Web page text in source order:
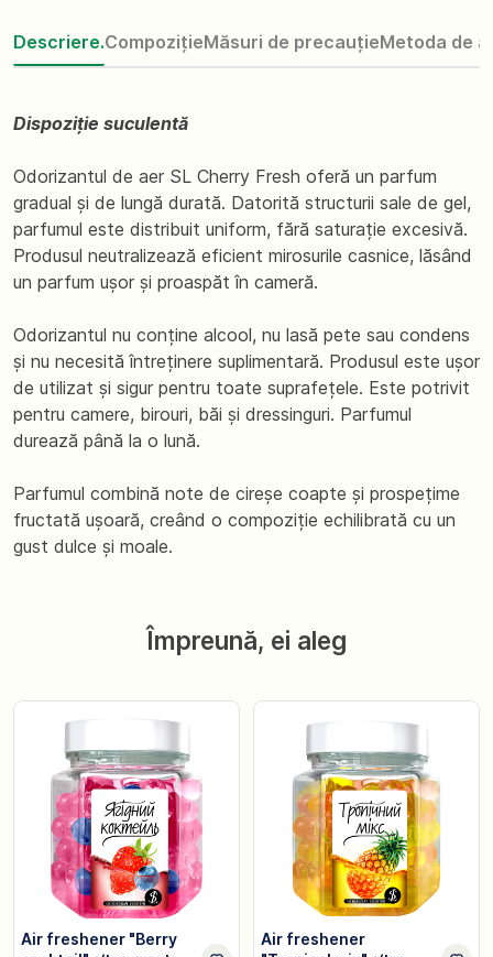
Descriere.CompozițieMăsuri de precauțieMetoda de
Dispoziție suculentă
Odorizantul de aer SL Cherry Fresh oferă un parfum
gradual și de lungă durată. Datorită structurii sale de gel,
parfumul este distribuit uniform, fără saturație excesivă.
Produsul neutralizează eficient mirosurile casnice, lăsând
un parfum ușor și proaspăt în cameră.
Odorizantul nu conține alcool, nu lasă pete sau condens
și nu necesită întreținere suplimentară. Produsul este ușor
de utilizat și sigur pentru toate suprafețele. Este potrivit
pentru camere, birouri, băi și dressinguri. Parfumul
durează până la o lună.
Parfumul combină note de cireșe coapte și prospețime
fructată ușoară, creând o compoziție echilibrată cu un
gust dulce și moale.
Împreună, ei aleg
Air freshener "Berry
Air freshener